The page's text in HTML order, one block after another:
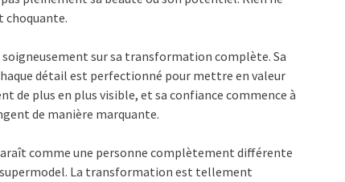
choquante.
sur sa transformation complète. Sa
détail est perfectionné pour mettre en valeur
de plus en plus visible, et sa confiance commence à
de manière marquante.
comme une personne complètement différente
La transformation est tellement